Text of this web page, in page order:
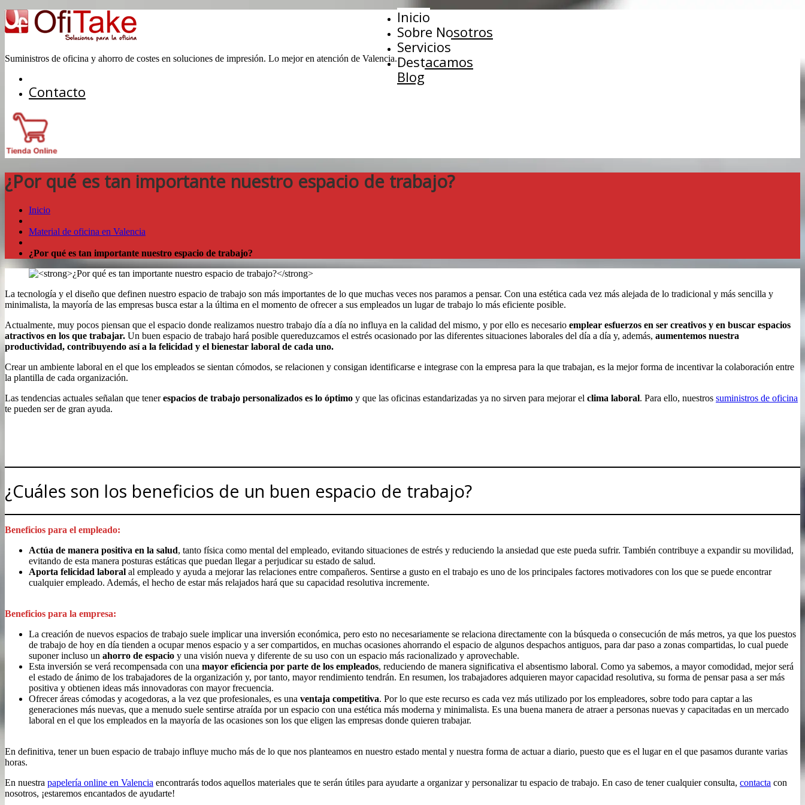
Suministros de oficina y ahorro de costes en soluciones de impresión. Lo mejor en atención de Valencia.
Inicio
Sobre Nosotros
Servicios
Destacamos
Blog
Contacto
¿Por qué es tan importante nuestro espacio de trabajo?
Inicio
Material de oficina en Valencia
¿Por qué es tan importante nuestro espacio de trabajo?
La tecnología y el diseño que definen nuestro espacio de trabajo son más importantes de lo que muchas veces nos paramos a pensar. Con una estética cada vez más alejada de lo tradicional y más sencilla y
minimalista, la mayoría de las empresas busca estar a la última en el momento de ofrecer a sus empleados un lugar de trabajo lo más eficiente posible.
Actualmente, muy pocos piensan que el espacio donde realizamos nuestro trabajo día a día no influya en la calidad del mismo, y por ello es necesario emplear esfuerzos en ser creativos y en buscar espacios
atractivos en los que trabajar. Un buen espacio de trabajo hará posible quereduzcamos el estrés ocasionado por las diferentes situaciones laborales del día a día y, además, aumentemos nuestra
productividad, contribuyendo así a la felicidad y el bienestar laboral de cada uno.
Crear un ambiente laboral en el que los empleados se sientan cómodos, se relacionen y consigan identificarse e integrase con la empresa para la que trabajan, es la mejor forma de incentivar la colaboración entre
la plantilla de cada organización.
Las tendencias actuales señalan que tenerespacios de trabajo personalizados es lo óptimo y que las oficinas estandarizadas ya no sirven para mejorar el clima laboral. Para ello, nuestros suministros de oficina
te pueden ser de gran ayuda.
¿Cuáles son los beneficios de un buen espacio de trabajo?
Beneficios para el empleado:
Actúa de manera positiva en la salud, tanto física como mental del empleado, evitando situaciones de estrés y reduciendo la ansiedad que este pueda sufrir. También contribuye a expandir su movilidad,
evitando de esta manera posturas estáticas que puedan llegar a perjudicar su estado de salud.
Aporta felicidad laboral al empleado y ayuda a mejorar las relaciones entre compañeros. Sentirse a gusto en el trabajo es uno de los principales factores motivadores con los que se puede encontrar
cualquier empleado. Además, el hecho de estar más relajados hará que su capacidad resolutiva incremente.
Beneficios para la empresa:
La creación de nuevos espacios de trabajo suele implicar una inversión económica, pero esto no necesariamente se relaciona directamente con la búsqueda o consecución de más metros, ya que los puestos
de trabajo de hoy en día tienden a ocupar menos espacio y a ser compartidos, en muchas ocasiones ahorrando el espacio de algunos despachos antiguos, para dar paso a zonas compartidas, lo cual puede
suponer incluso un ahorro de espacio y una visión nueva y diferente de su uso con un espacio más racionalizado y aprovechable.
Esta inversión se verá recompensada con una mayor eficiencia por parte de los empleados, reduciendo de manera significativa el absentismo laboral. Como ya sabemos, a mayor comodidad, mejor será
el estado de ánimo de los trabajadores de la organización y, por tanto, mayor rendimiento tendrán. En resumen, los trabajadores adquieren mayor capacidad resolutiva, su forma de pensar pasa a ser más
positiva y obtienen ideas más innovadoras con mayor frecuencia.
Ofrecer áreas cómodas y acogedoras, a la vez que profesionales, es una ventaja competitiva. Por lo que este recurso es cada vez más utilizado por los empleadores, sobre todo para captar a las
generaciones más nuevas, que a menudo suele sentirse atraída por un espacio con una estética más moderna y minimalista. Es una buena manera de atraer a personas nuevas y capacitadas en un mercado
laboral en el que los empleados en la mayoría de las ocasiones son los que eligen las empresas donde quieren trabajar.
En definitiva, tener un buen espacio de trabajo influye mucho más de lo que nos planteamos en nuestro estado mental y nuestra forma de actuar a diario, puesto que es el lugar en el que pasamos durante varias
horas.
En nuestra papelería online en Valencia encontrarás todos aquellos materiales que te serán útiles para ayudarte a organizar y personalizar tu espacio de trabajo. En caso de tener cualquier consulta, contacta con
nosotros, ¡estaremos encantados de ayudarte!